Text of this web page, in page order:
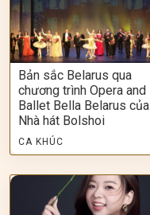
Bản sắc Belarus qua
chương trình Opera and
Ballet Bella Belarus của
Nhà hát Bolshoi
CA KHÚC